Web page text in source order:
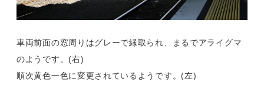
車両前面の窓周りはグレーで縁取られ、まるでアライグマ
のようです。(右)
順次黄色一色に変更されているようです。(左)